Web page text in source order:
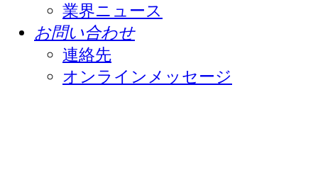
業界ニュース
お問い合わせ
連絡先
オンラインメッセージ